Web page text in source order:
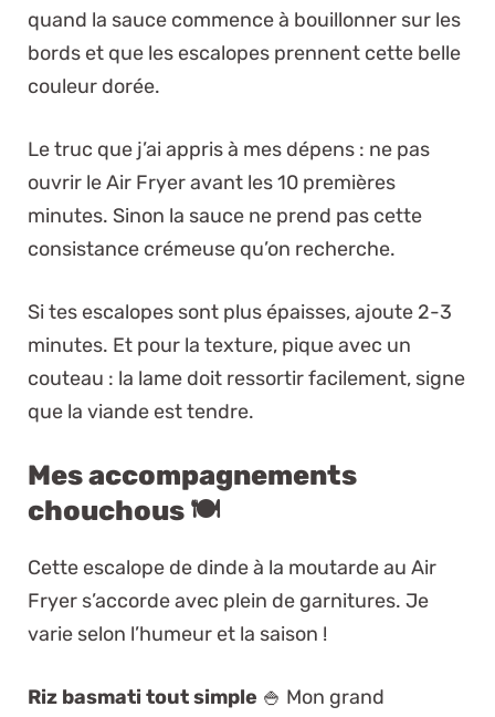
quand la sauce commence à bouillonner sur les
bords et que les escalopes prennent cette belle
couleur dorée.
Le truc que j’ai appris à mes dépens : ne pas
ouvrir le Air Fryer avant les 10 premières
minutes. Sinon la sauce ne prend pas cette
consistance crémeuse qu’on recherche.
Si tes escalopes sont plus épaisses, ajoute 2-3
minutes. Et pour la texture, pique avec un
couteau : la lame doit ressortir facilement, signe
que la viande est tendre.
Mes accompagnements
chouchous 🍽️
Cette escalope de dinde à la moutarde au Air
Fryer s’accorde avec plein de garnitures. Je
varie selon l’humeur et la saison !
Riz basmati tout simple 🍚 Mon grand